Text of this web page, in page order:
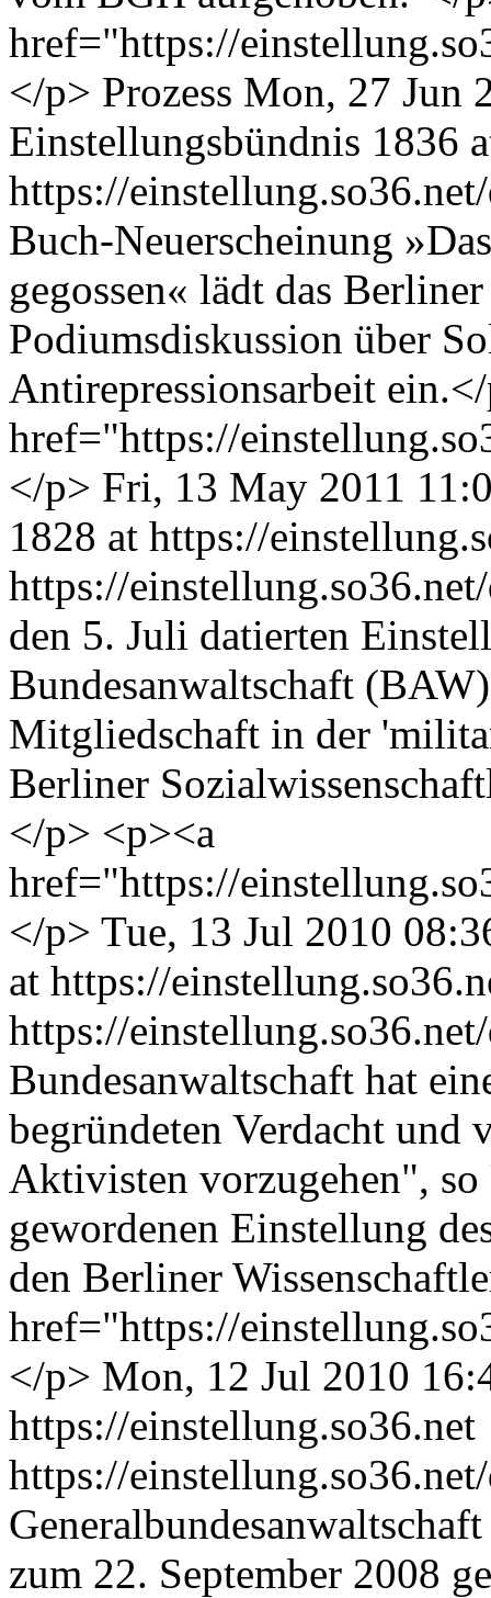
href="https://
</p> Prozess Mon, 27 Jun
Einstellungsbündnis 1836
https://
Buch-Neuerscheinung
gegossen« lädt das
Podiumsdiskussion über
Antirepressionsarbeit
href="https://
</p> Fri, 13 May 2011
1828 at https://
https://
den 5. Juli datierten
Bundesanwaltschaft
Mitgliedschaft in der
Berliner
</p> <p><a
href="https://
</p> Tue, 13 Jul 2010
at https://
https://
Bundesanwaltschaft hat
begründeten Verdacht und
Aktivisten vorzugehen",
gewordenen Einstellung
den Berliner
href="https://
</p> Mon, 12 Jul 2010
https://einstellung.so36.net
https://
zum 22. September 2008